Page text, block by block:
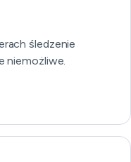
śledzenie
niemożliwe.